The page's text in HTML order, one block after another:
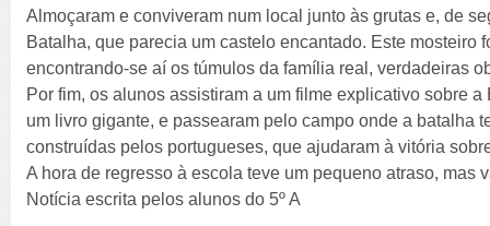
Almoçaram e conviveram num local junto às grutas e, de
Batalha, que parecia um castelo encantado. Este mosteiro
encontrando-se aí os túmulos da família real, verdadeiras
Por fim, os alunos assistiram a um filme explicativo sobre a
um livro gigante, e passearam pelo campo onde a batalha
construídas pelos portugueses, que ajudaram à vitória
A hora de regresso à escola teve um pequeno atraso, mas
Notícia escrita pelos alunos do 5º A